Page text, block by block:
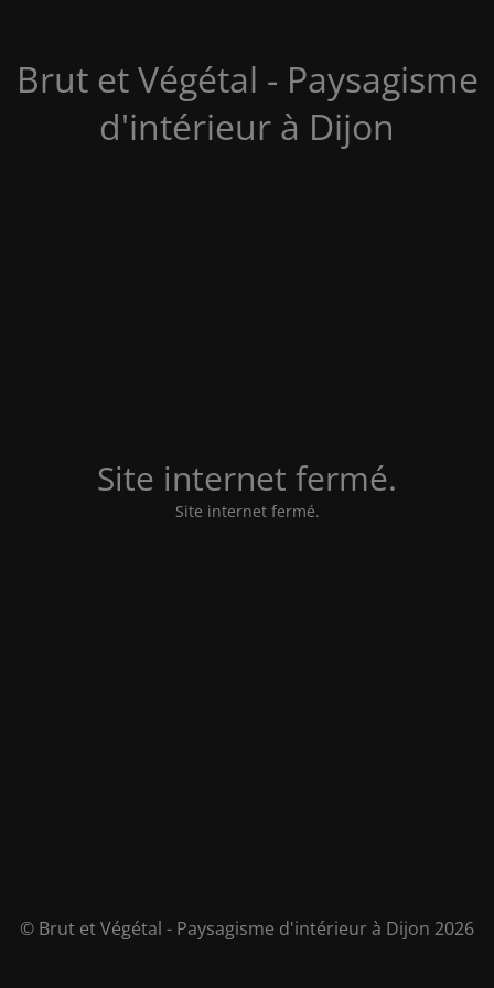
Brut et Végétal - Paysagisme
d'intérieur à Dijon
Site internet fermé.
Site internet fermé.
© Brut et Végétal - Paysagisme d'intérieur à Dijon 2026